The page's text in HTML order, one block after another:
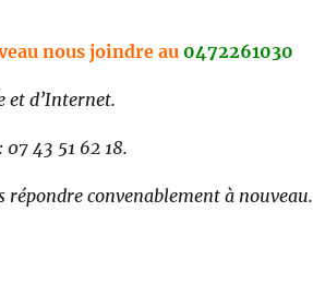
nous joindre au 0472261030
et d’Internet.
43 51 62 18.
convenablement à nouveau.